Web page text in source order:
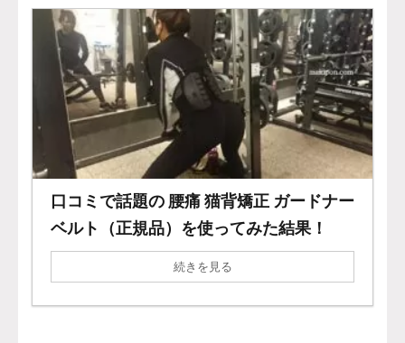
口コミで話題の 腰痛 猫背矯正 ガードナー
ベルト（正規品）を使ってみた結果！
続きを見る